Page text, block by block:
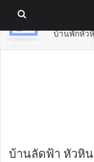
บ้านพักหัว
บ้านลัดฟ้า หัวหิ